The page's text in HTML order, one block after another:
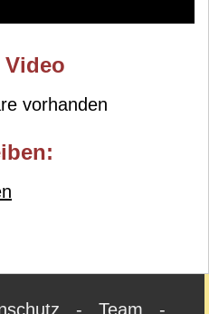
Video
vorhanden
- Team -